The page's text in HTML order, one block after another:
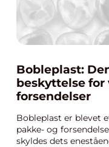
Bobleplast:
beskyttelse
forsendelser
Bobleplast er blevet
pakke- og
skyldes dets